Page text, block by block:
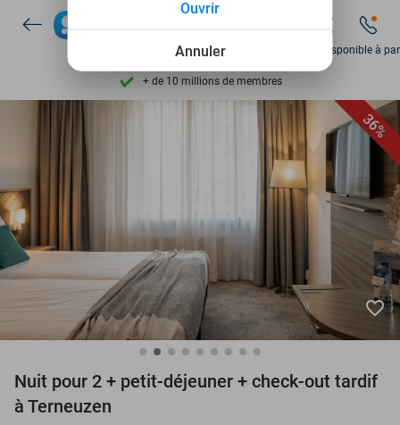
Disponible 7 jours par semaine
+ de 10 millions de membres
9,4 basé sur206 215 avis
Découvrez + de 15.000 deals
Disponible 7 jours par semaine
+ de 10 millions de membres
Dim disponible à
36%
favorite_border
Nuit pour 2 + petit-déjeuner + check-out tardif
à Terneuzen
Annuler
Ouvrir